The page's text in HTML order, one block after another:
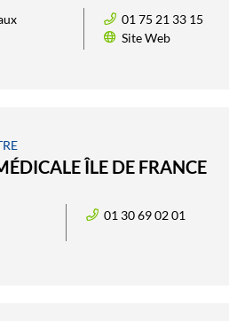
01 75 21 33 15
Site Web
ÎLE DE FRANCE
01 30 69 02 01